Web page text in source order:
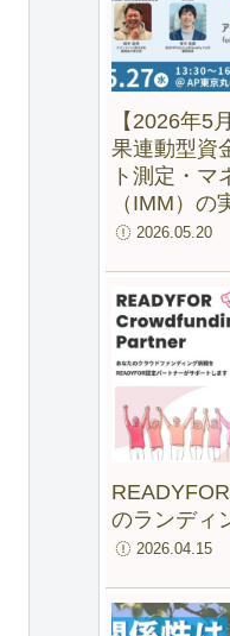
【2026年5
果連動型資
ト測定・マ
（IMM）の
成果と可能
2026.05.20
のランディ
2026.04.15